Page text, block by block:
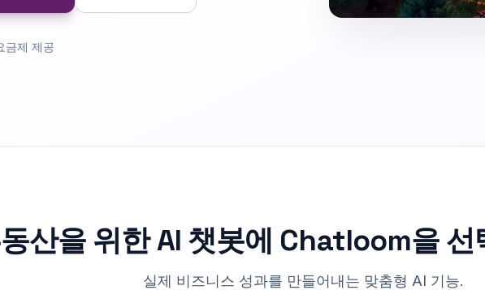
금제 제공
산을 위한 AI 챗봇에 Chatloom을
실제 비즈니스 성과를 만들어내는 맞춤형 AI 기능.